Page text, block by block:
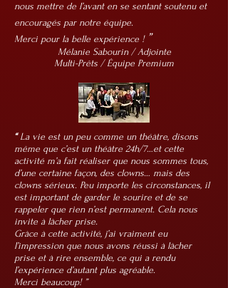
nous mettre de l’avant en se sentant soutenu et
encouragés par notre équipe.
Merci pour la belle expérience ! ”
Mélanie Sabourin / Adjointe
Multi-Prêts / Équipe Premium
“La vie est un peu comme un théâtre, disons
même que c’est un théâtre 24h/7…et cette
activité m’a fait réaliser que nous sommes tous,
d’une certaine façon, des clowns… mais des
clowns sérieux. Peu importe les circonstances, il
est important de garder le sourire et de se
rappeler que rien n’est permanent. Cela nous
invite à lâcher prise.
Grâce à cette activité, j’ai vraiment eu
l’impression que nous avons réussi à lâcher
prise et à rire ensemble, ce qui a rendu
l’expérience d’autant plus agréable.
Merci beaucoup! ”